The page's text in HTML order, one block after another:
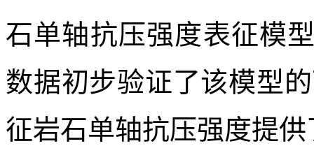
石单轴抗压强度表征模
数据初步验证了该模型
征岩石单轴抗压强度提